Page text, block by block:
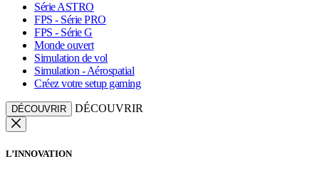
Série ASTRO
FPS - Série PRO
FPS - Série G
Monde ouvert
Simulation de vol
Simulation - Aérospatial
Créez votre setup gaming
DÉCOUVRIR DÉCOUVRIR
L’INNOVATION